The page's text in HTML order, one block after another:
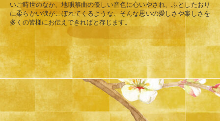
いご時世のなか、地唄箏曲の優しい音色に心いやされ、ふとしたおり
に柔らかい涙がこぼれてくるような、そんな思いの愛しさや楽しさを
多くの皆様にお伝えできればと存じます。